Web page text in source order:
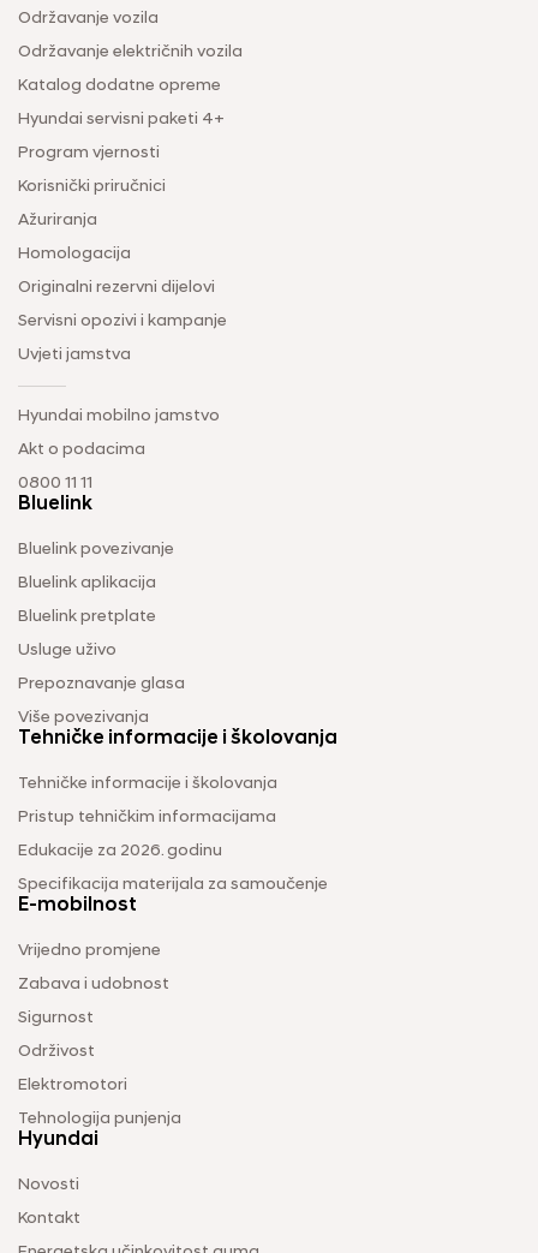
Održavanje vozila
Održavanje električnih vozila
Katalog dodatne opreme
Hyundai servisni paketi 4+
Program vjernosti
Korisnički priručnici
Ažuriranja
Homologacija
Originalni rezervni dijelovi
Servisni opozivi i kampanje
Uvjeti jamstva
Hyundai mobilno jamstvo
Akt o podacima
0800 11 11
Bluelink
Bluelink povezivanje
Bluelink aplikacija
Bluelink pretplate
Usluge uživo
Prepoznavanje glasa
Više povezivanja
Tehničke informacije i školovanja
Tehničke informacije i školovanja
Pristup tehničkim informacijama
Edukacije za 2026. godinu
Specifikacija materijala za samoučenje
E-mobilnost
Vrijedno promjene
Zabava i udobnost
Sigurnost
Održivost
Elektromotori
Tehnologija punjenja
Hyundai
Novosti
Kontakt